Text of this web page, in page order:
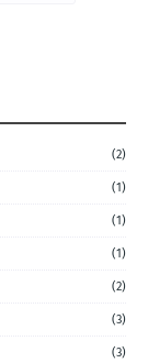
(2)
(1)
(1)
(1)
(2)
(3)
(3)